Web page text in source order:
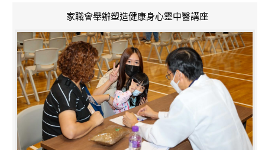
家職會舉辦塑造健康身心靈中醫講座